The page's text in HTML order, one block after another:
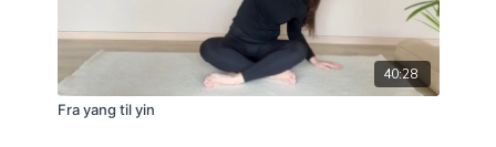
40:28
Fra yang til yin